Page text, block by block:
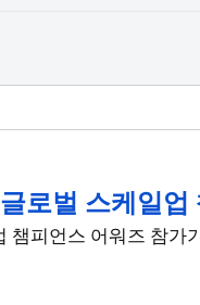
로벌 스케일
챔피언스 어워즈 참